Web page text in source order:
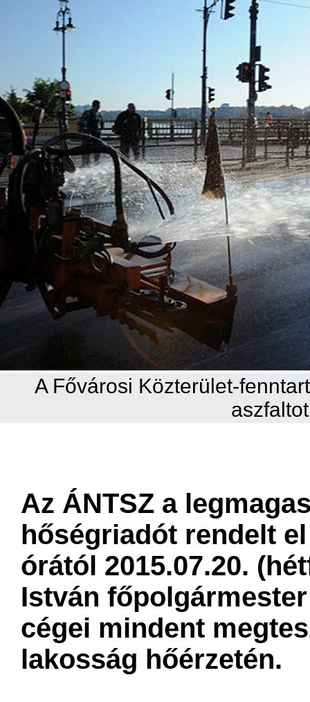
A Fővárosi Közterület-
​Az ÁNTSZ a
hőségriadót rendelt el
órától 2015.07.20.
István
cégei mindent
lakosság hőérzetén.